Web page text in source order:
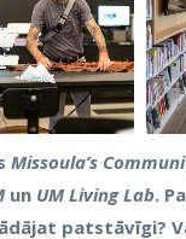
Missoula’s
un UM Living Lab.
patstāvīgi?